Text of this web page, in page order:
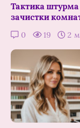
Тактика
зачистки
0 19 2